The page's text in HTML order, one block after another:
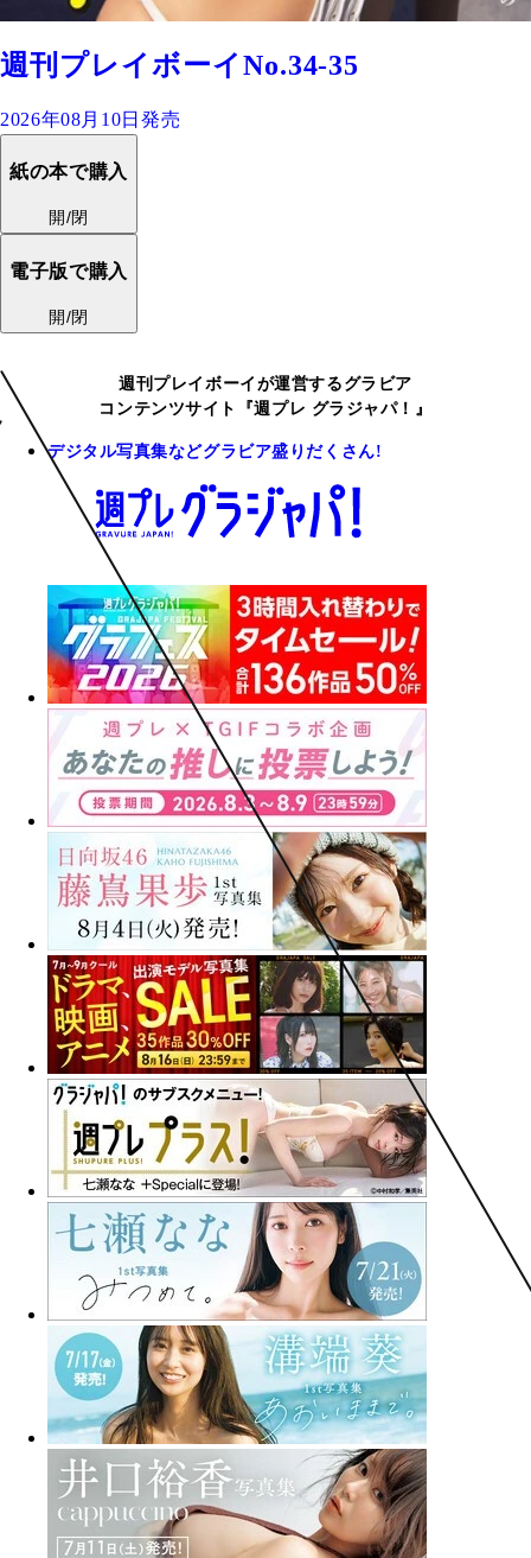
週刊プレイボーイNo.34-35
2026年08月10日発売
紙の本で購入
開/閉
電子版で購入
開/閉
週刊プレイボーイが運営するグラビア
コンテンツサイト『週プレ グラジャパ！』
デジタル写真集などグラビア盛りだくさん!